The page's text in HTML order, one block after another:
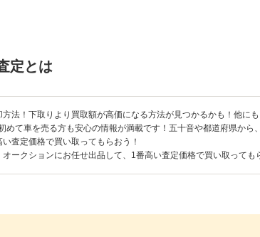
定とは
法！下取りより買取額が高価になる方法が見つかるかも！他に
めて車を売る方も安心の情報が満載です！五十音や都道府県から
査定価格で買い取ってもらおう！
ークションにお任せ出品して、1番高い査定価格で買い取っても